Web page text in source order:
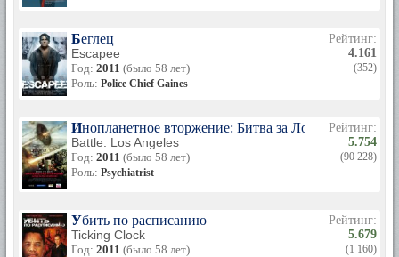
Беглец
Escapee
Год: 2011 (было 58 лет)
Роль: Police Chief Gaines
Рейтинг:
4.161
(352)
Инопланетное вторжение: Битва за Лос-Анджелес
Battle: Los Angeles
Год: 2011 (было 58 лет)
Роль: Psychiatrist
Рейтинг:
5.754
(90 228)
Убить по расписанию
Ticking Clock
Год: 2011 (было 58 лет)
Рейтинг:
5.679
(1 160)